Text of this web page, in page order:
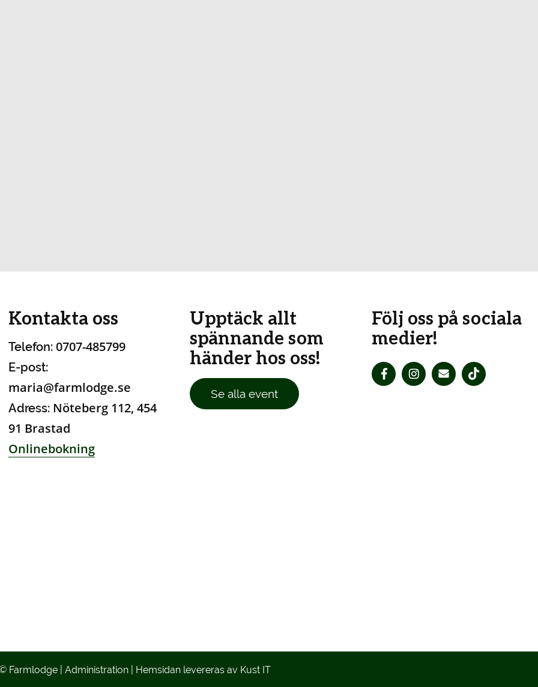
Kontakta oss
Telefon: 0707-485799
E-post:
maria@farmlodge.se
Adress: Nöteberg 112, 454
91 Brastad
Onlinebokning
Upptäck allt
spännande som
händer hos oss!
Se alla event
Följ oss på sociala
medier!
Farmlodge Administration Hemsidan levereras av Kust IT